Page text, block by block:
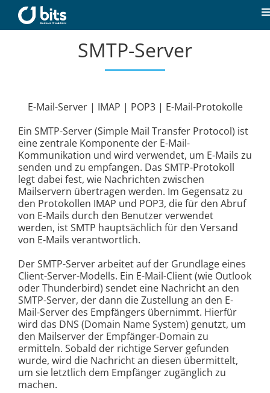
Inhalt
springen
Unsere Kompetenzen
Karriere
Über uns
Kontakt
SMTP-Server
E-Mail-Server | IMAP | POP3 | E-Mail-Protokolle
Ein SMTP-Server (Simple Mail Transfer Protocol) ist
eine zentrale Komponente der E-Mail-
Kommunikation und wird verwendet, um E-Mails zu
senden und zu empfangen. Das SMTP-Protokoll
legt dabei fest, wie Nachrichten zwischen
Mailservern übertragen werden. Im Gegensatz zu
den Protokollen IMAP und POP3, die für den Abruf
von E-Mails durch den Benutzer verwendet
werden, ist SMTP hauptsächlich für den Versand
von E-Mails verantwortlich.
Der SMTP-Server arbeitet auf der Grundlage eines
Client-Server-Modells. Ein E-Mail-Client (wie Outlook
oder Thunderbird) sendet eine Nachricht an den
SMTP-Server, der dann die Zustellung an den E-
Mail-Server des Empfängers übernimmt. Hierfür
wird das DNS (Domain Name System) genutzt, um
den Mailserver der Empfänger-Domain zu
ermitteln. Sobald der richtige Server gefunden
wurde, wird die Nachricht an diesen übermittelt,
um sie letztlich dem Empfänger zugänglich zu
machen.